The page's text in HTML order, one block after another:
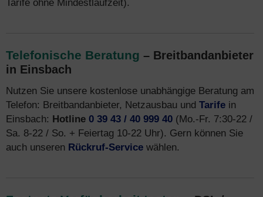
Tarife ohne Mindestlaufzeit).
Telefonische Beratung – Breitbandanbieter
in Einsbach
Nutzen Sie unsere kostenlose unabhängige Beratung am
Telefon: Breitbandanbieter, Netzausbau und Tarife in
Einsbach: Hotline 0 39 43 / 40 999 40 (Mo.-Fr. 7:30-22 /
Sa. 8-22 / So. + Feiertag 10-22 Uhr). Gern können Sie
auch unseren Rückruf-Service wählen.